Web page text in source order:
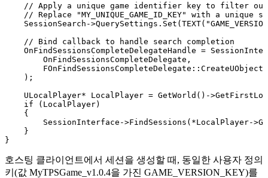
// Apply a unique game identifier key to filter
// Replace "MY_UNIQUE_GAME_ID_KEY" with a unique
SessionSearch-
    // Bind callback to handle search completion
OnFindSessionsCompleteDelegateHandle =
        OnFindSessionsCompleteDelegate,
    );
ULocalPlayer* LocalPlayer = GetWorld()-
    if (LocalPlayer)
    {
SessionInterface->FindSessions(*LocalPlayer-
    }
호스팅 클라이언트에서 세션을 생성할 때, 동일한 사용자 정의
키(값 MyTPSGame_v1.0.4을 가진 GAME_VERSION_KEY)를